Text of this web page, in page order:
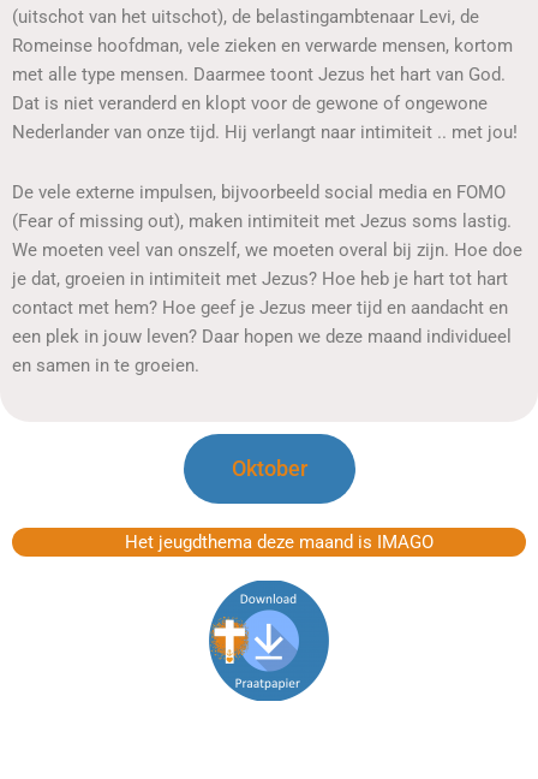
(uitschot van het uitschot), de belastingambtenaar Levi, de
Romeinse hoofdman, vele zieken en verwarde mensen, kortom
met alle type mensen. Daarmee toont Jezus het hart van God.
Dat is niet veranderd en klopt voor de gewone of ongewone
Nederlander van onze tijd. Hij verlangt naar intimiteit .. met jou!
De vele externe impulsen, bijvoorbeeld social media en FOMO
(Fear of missing out), maken intimiteit met Jezus soms lastig.
We moeten veel van onszelf, we moeten overal bij zijn. Hoe doe
je dat, groeien in intimiteit met Jezus? Hoe heb je hart tot hart
contact met hem? Hoe geef je Jezus meer tijd en aandacht en
een plek in jouw leven? Daar hopen we deze maand individueel
en samen in te groeien.
Oktober
Het jeugdthema deze maand is IMAGO